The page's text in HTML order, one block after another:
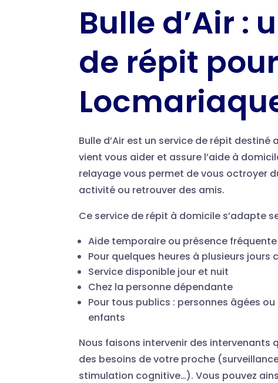
Bulle d’Air :
de répit
Bulle d’Air est un service de répit
vient vous aider et assure l’aide à
relayage vous permet de vous octroyer
activité ou retrouver des amis.
Ce service de répit à domicile s’adapte
Aide temporaire ou présence fréquente
Pour quelques heures à plusieurs jours
Service disponible jour et nuit
Chez la personne dépendante
Pour tous publics : personnes âgées
enfants
Nous faisons intervenir des
des besoins de votre proche
stimulation cognitive…). Vous pouvez